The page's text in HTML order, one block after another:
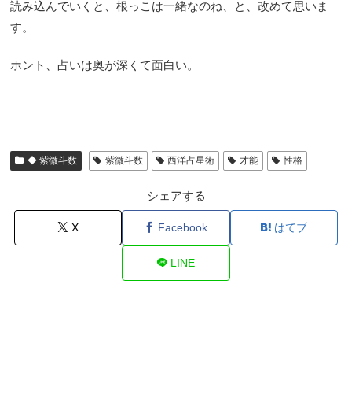
読み込んでいくと、根っこは一緒なのね、と、改めて思いま
す。
ホント、占いは奥が深くて面白い。
◆ 紫微斗数 紫微斗数 西洋占星術 才能 性格
シェアする
X Facebook はてブ
LINE